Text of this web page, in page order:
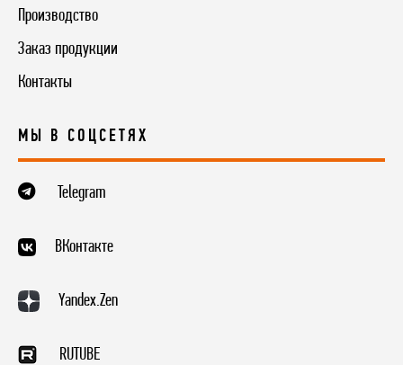
Производство
Заказ продукции
Контакты
МЫ В СОЦСЕТЯХ
Telegram
ВКонтакте
Yandex.Zen
RUTUBE